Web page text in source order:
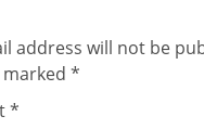
address will not be
*
*